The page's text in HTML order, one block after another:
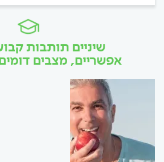
שיניים תותבות
אפשריים, מצבים